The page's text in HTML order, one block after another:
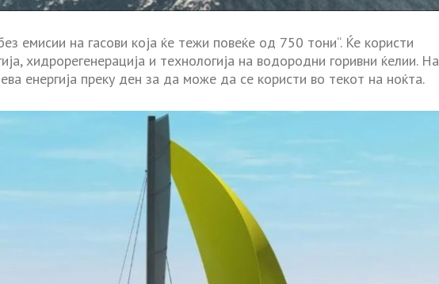
емисии на гасови која ќе тежи повеќе од 750 тони“. Ќе користи
хидрорегенерација и технологија на водородни горивни ќелии. На
енергија преку ден за да може да се користи во текот на ноќта.